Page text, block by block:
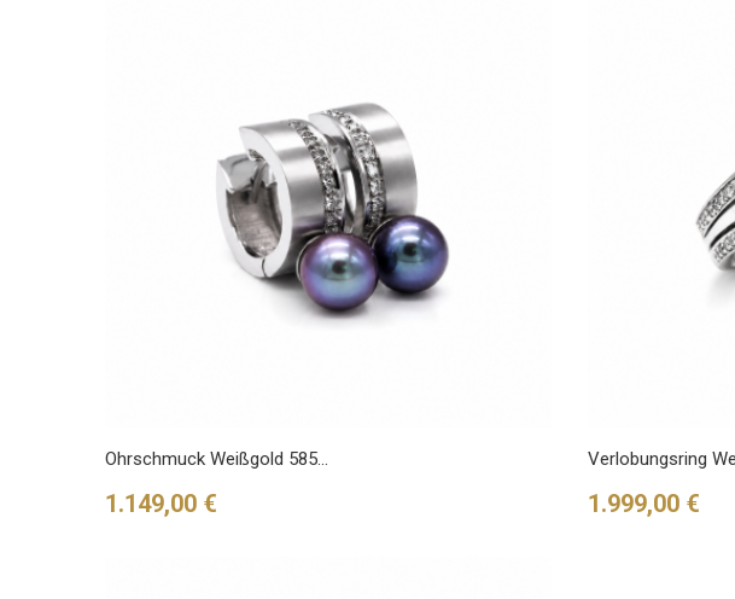
Ohrschmuck Weißgold 585...
Preis
1.149,00 €
Verlobungsring
Preis
1.999,00 €